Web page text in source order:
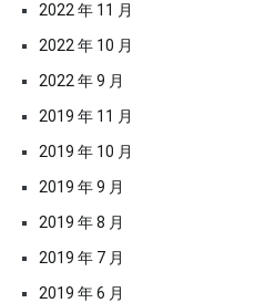
2022 年 11 月
2022 年 10 月
2022 年 9 月
2019 年 11 月
2019 年 10 月
2019 年 9 月
2019 年 8 月
2019 年 7 月
2019 年 6 月